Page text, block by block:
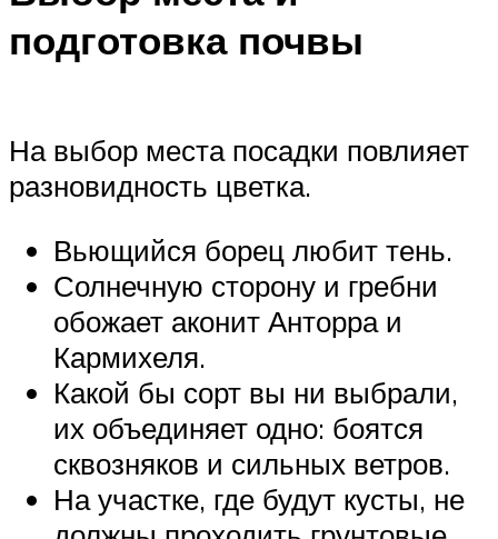
подготовка почвы
На выбор места посадки повлияет
разновидность цветка.
Вьющийся борец любит тень.
Солнечную сторону и гребни
обожает аконит Анторра и
Кармихеля.
Какой бы сорт вы ни выбрали,
их объединяет одно: боятся
сквозняков и сильных ветров.
На участке, где будут кусты, не